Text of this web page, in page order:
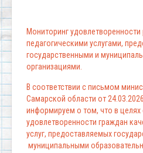
Мониторинг
педагогическими услугами,
государственными и
организациями.
В соответствии с письмом
Самарской области от
информируем о том, что в целях
удовлетворенности граждан
услуг, предоставляемых
муниципальными